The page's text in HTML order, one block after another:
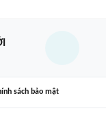
sách bảo mật